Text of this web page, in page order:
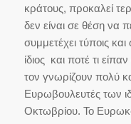
κράτους, προκαλεί
δεν είναι σε θέση να
συμμετέχει τύποις
ίδιος και ποτέ τι
τον γνωρίζουν πολύ
Ευρωβουλευτές των
Οκτωβρίου. Το